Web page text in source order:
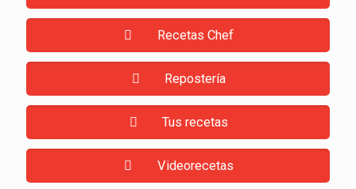
Recetas Chef
Repostería
Tus recetas
Videorecetas